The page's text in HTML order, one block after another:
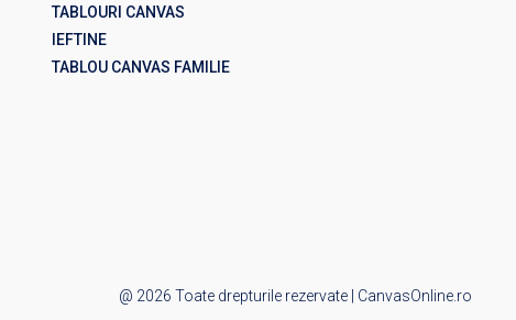
TABLOURI CANVAS
IEFTINE
TABLOU CANVAS FAMILIE
@ 2026 Toate drepturile rezervate | CanvasOnline.ro